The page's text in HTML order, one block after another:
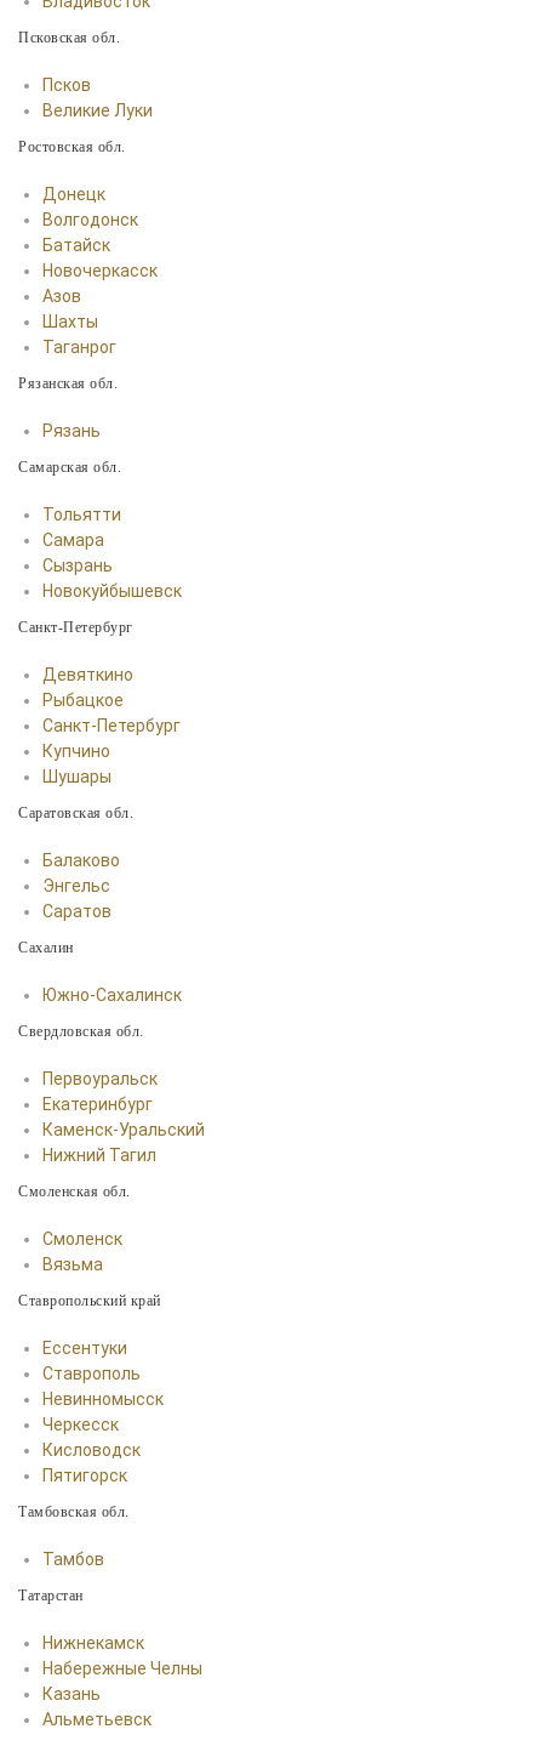
Псковская обл.
Псков
Великие Луки
Ростовская обл.
Донецк
Волгодонск
Батайск
Новочеркасск
Азов
Шахты
Таганрог
Рязанская обл.
Рязань
Самарская обл.
Тольятти
Самара
Сызрань
Новокуйбышевск
Санкт-Петербург
Девяткино
Рыбацкое
Санкт-Петербург
Купчино
Шушары
Саратовская обл.
Балаково
Энгельс
Саратов
Сахалин
Южно-Сахалинск
Свердловская обл.
Первоуральск
Екатеринбург
Каменск-Уральский
Нижний Тагил
Смоленская обл.
Смоленск
Вязьма
Ставропольский край
Ессентуки
Ставрополь
Невинномысск
Черкесск
Кисловодск
Пятигорск
Тамбовская обл.
Тамбов
Татарстан
Нижнекамск
Набережные Челны
Казань
Альметьевск